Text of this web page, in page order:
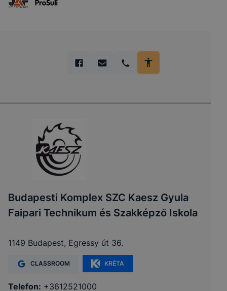
Budapesti Komplex SZC Kaesz Gyula
Faipari Technikum és Szakképző Iskola
1149 Budapest, Egressy út 36.
CLASSROOM KRÉTA
Telefon: +3612521000